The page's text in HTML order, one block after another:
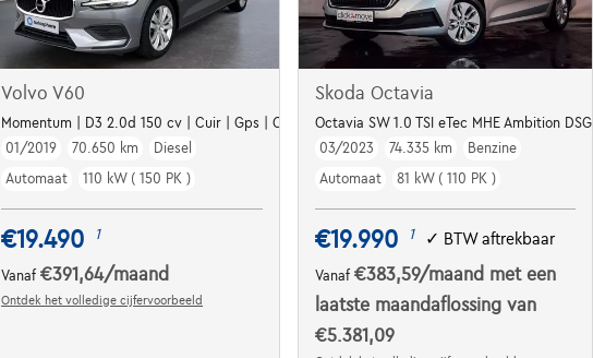
Volvo V60
Momentum | D3 2.0d 150 cv | Cuir | Gps | Clim auto | Alu
01/2019
70.650 km
Diesel
Automaat
110 kW ( 150 PK )
€19.490 1
Vanaf€391,64/maand
Ontdek het volledige cijfervoorbeeld
Skoda Octavia
Octavia SW 1.0 TSI eTec MHE Ambition DSG
03/2023
74.335 km
Benzine
Automaat
81 kW ( 110 PK )
€19.990 1 ✓ BTW aftrekbaar
Vanaf €383,59/maand met een
laatste maandaflossing van
€5.381,09